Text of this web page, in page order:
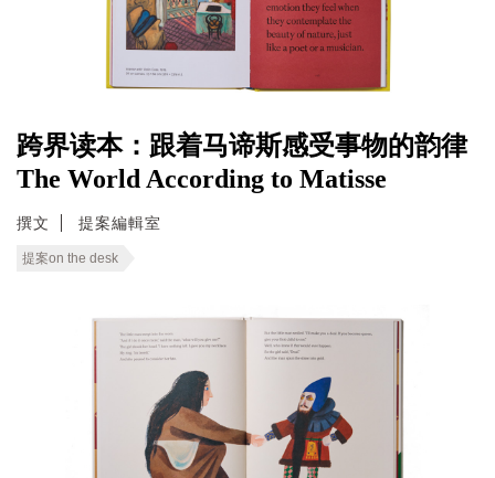
跨界读本：跟着马谛斯感受事物的韵律
The World According to Matisse
撰文 提案編輯室
提案on the desk